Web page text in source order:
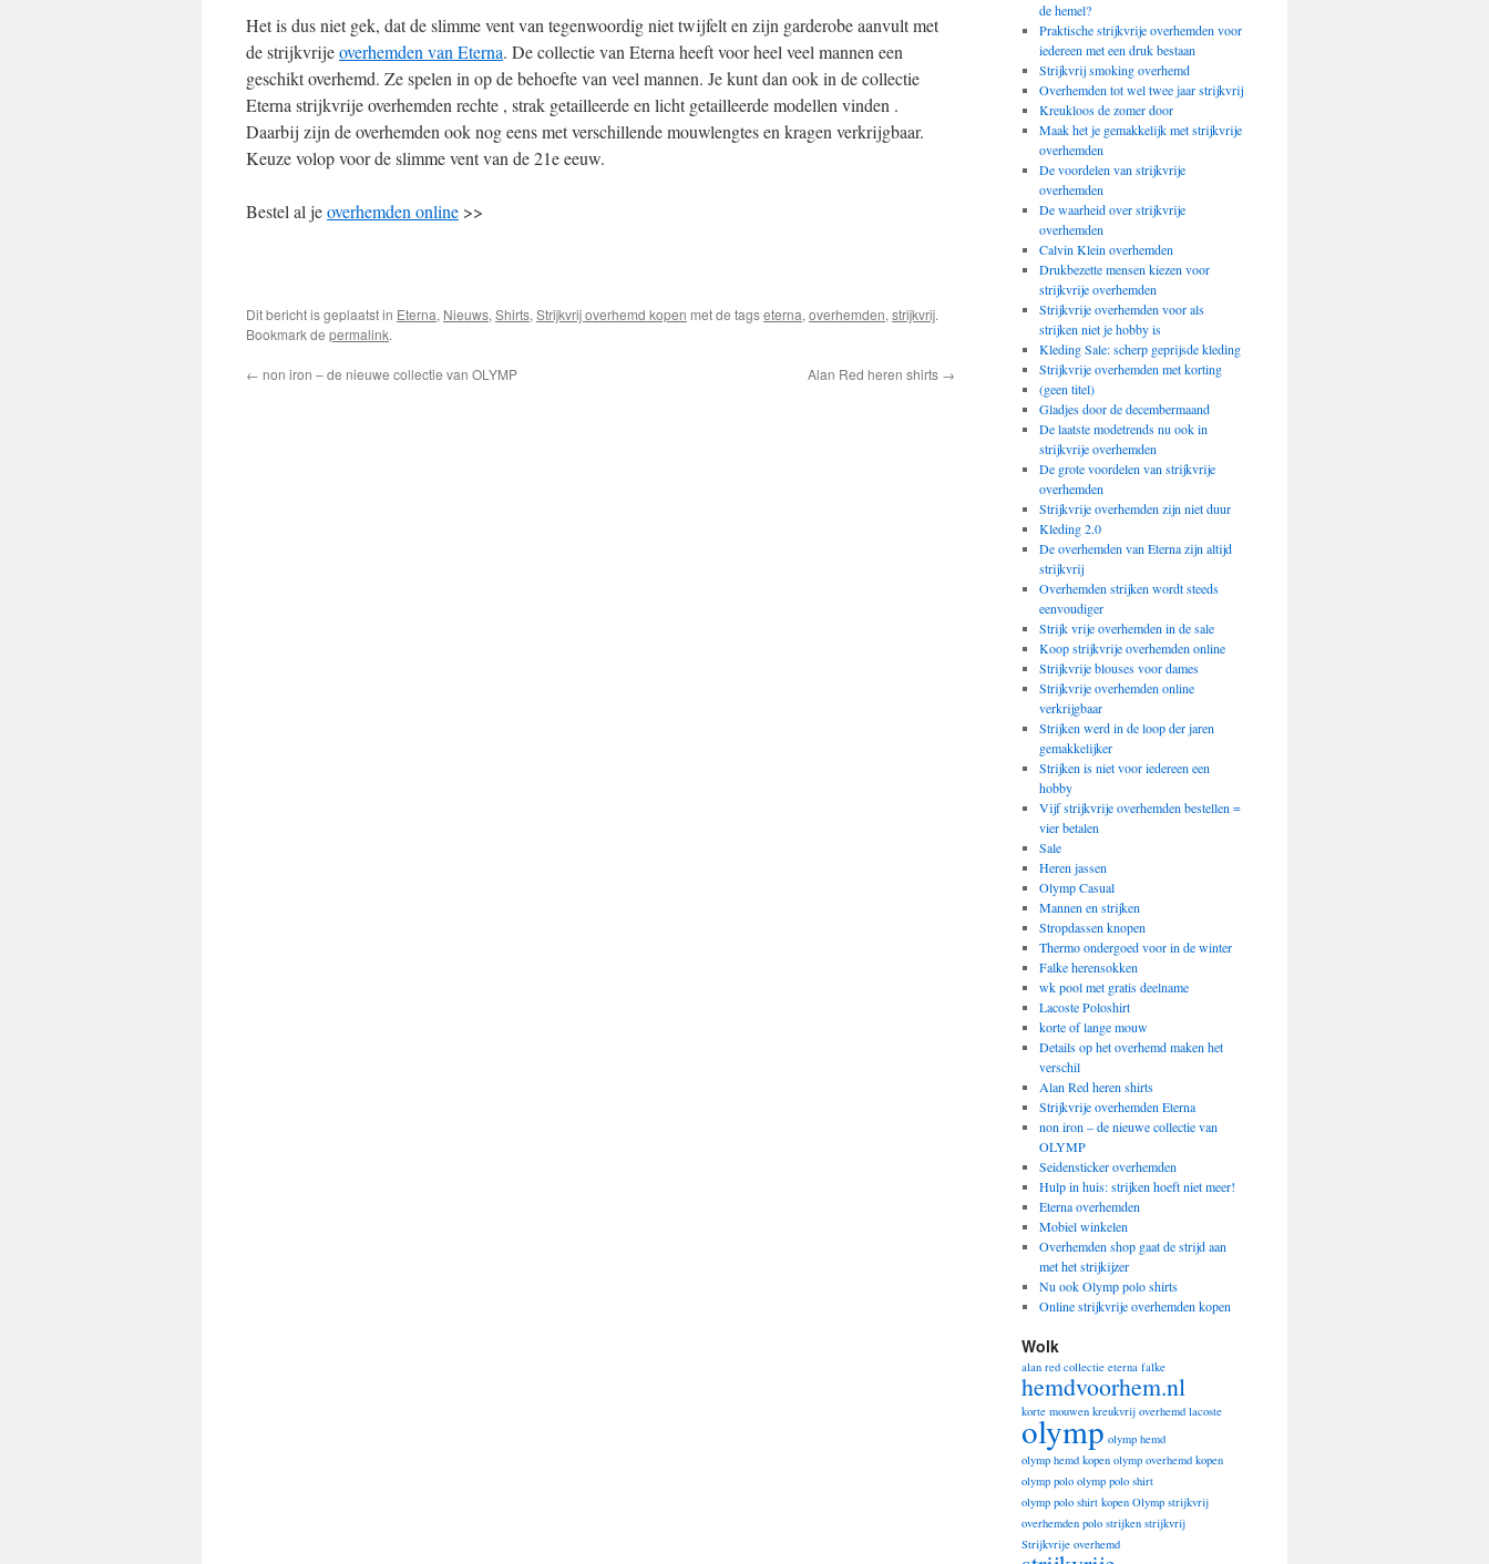
Het is dus niet gek, dat de slimme vent van tegenwoordig niet twijfelt en zijn garderobe aanvult met
de strijkvrijeoverhemden van Eterna. De collectie van Eterna heeft voor heel veel mannen een
geschikt overhemd. Ze spelen in op de behoefte van veel mannen. Je kunt dan ook in de collectie
Eterna strijkvrije overhemden rechte , strak getailleerde en licht getailleerde modellen vinden .
Daarbij zijn de overhemden ook nog eens met verschillende mouwlengtes en kragen verkrijgbaar.
Keuze volop voor de slimme vent van de 21e eeuw.
Bestel al jeoverhemden online >>
Dit bericht is geplaatst in Eterna, Nieuws, Shirts, Strijkvrij overhemd kopen met de tagseterna, overhemden, strijkvrij.
Bookmark de permalink.
← non iron – de nieuwe collectie van OLYMP Alan Red heren shirts →
de hemel?
Praktische strijkvrije overhemden voor
iedereen met een druk bestaan
Strijkvrij smoking overhemd
Overhemden tot wel twee jaar strijkvrij
Kreukloos de zomer door
Maak het je gemakkelijk met strijkvrije
overhemden
De voordelen van strijkvrije
overhemden
De waarheid over strijkvrije
overhemden
Calvin Klein overhemden
Drukbezette mensen kiezen voor
strijkvrije overhemden
Strijkvrije overhemden voor als
strijken niet je hobby is
Kleding Sale: scherp geprijsde kleding
Strijkvrije overhemden met korting
(geen titel)
Gladjes door de decembermaand
De laatste modetrends nu ook in
strijkvrije overhemden
De grote voordelen van strijkvrije
overhemden
Strijkvrije overhemden zijn niet duur
Kleding 2.0
De overhemden van Eterna zijn altijd
strijkvrij
Overhemden strijken wordt steeds
eenvoudiger
Strijk vrije overhemden in de sale
Koop strijkvrije overhemden online
Strijkvrije blouses voor dames
Strijkvrije overhemden online
verkrijgbaar
Strijken werd in de loop der jaren
gemakkelijker
Strijken is niet voor iedereen een
hobby
Vijf strijkvrije overhemden bestellen =
vier betalen
Sale
Heren jassen
Olymp Casual
Mannen en strijken
Stropdassen knopen
Thermo ondergoed voor in de winter
Falke herensokken
wk pool met gratis deelname
Lacoste Poloshirt
korte of lange mouw
Details op het overhemd maken het
verschil
Alan Red heren shirts
Strijkvrije overhemden Eterna
non iron – de nieuwe collectie van
OLYMP
Seidensticker overhemden
Hulp in huis: strijken hoeft niet meer!
Eterna overhemden
Mobiel winkelen
Overhemden shop gaat de strijd aan
met het strijkijzer
Nu ook Olymp polo shirts
Online strijkvrije overhemden kopen
Wolk
alan red collectie eterna falke
hemdvoorhem.nl
korte mouwen kreukvrij overhemd lacoste
olymp olymp hemd
olymp hemd kopen olymp overhemd kopen
olymp polo olymp polo shirt
olymp polo shirt kopen Olymp strijkvrij
overhemden polo strijken strijkvrij
Strijkvrije overhemd